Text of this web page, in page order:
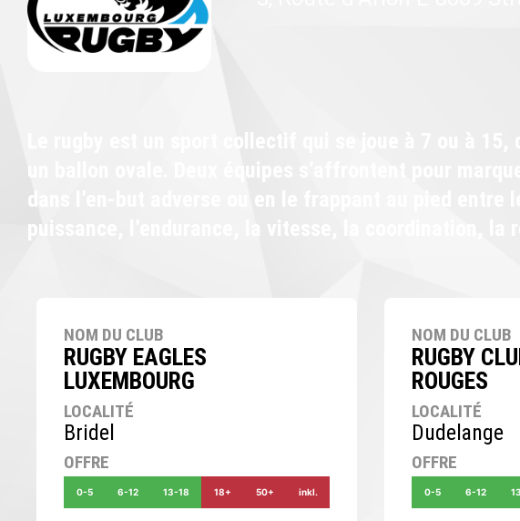
Le rugby est un sport collectif qui se joue à 7 ou à 15,
un ballon ovale. Deux équipes s’affrontent pour
dans l’en-but adverse ou en le frappant au pied entre
puissance, l’endurance, la vitesse, la coordination, la
NOM DU CLUB
RUGBY EAGLES
LUXEMBOURG
LOCALITÉ
Bridel
OFFRE
0-5 6-12 13-18 18+ 50+ inkl.
NOM DU CLUB
RUGBY
ROUGES
LOCALITÉ
Dudelange
OFFRE
0-5 6-12